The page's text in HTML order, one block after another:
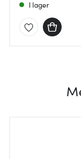
I lager